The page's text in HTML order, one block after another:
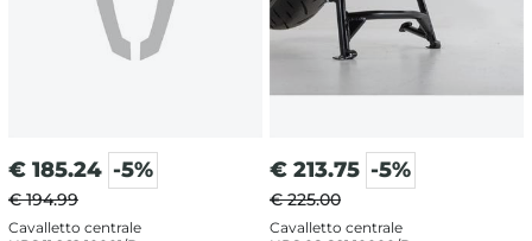
€ 185.24 -5%
€ 194.99
Cavalletto centrale
€ 213.75 -5%
€ 225.00
Cavalletto centrale